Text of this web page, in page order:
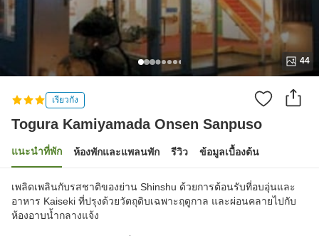
44
เรียวกัง
Togura Kamiyamada Onsen Sanpuso
แนะนำที่พัก ห้องพักและแพลนพัก รีวิว ข้อมูลเบื้องต้น
เพลิดเพลินกับรสชาติของย่าน Shinshu ด้วยการต้อนรับที่อบอุ่นและ
อาหาร Kaiseki ที่ปรุงด้วยวัตถุดิบเฉพาะฤดูกาล และผ่อนคลายไปกับ
ห้องอาบน้ำกลางแจ้ง